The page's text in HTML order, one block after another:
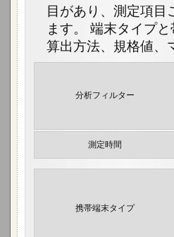
目があり、測定項目
ます。 端末タイプ
算出方法、規格値、
分析フィルター
測定時間
携帯端末タイプ